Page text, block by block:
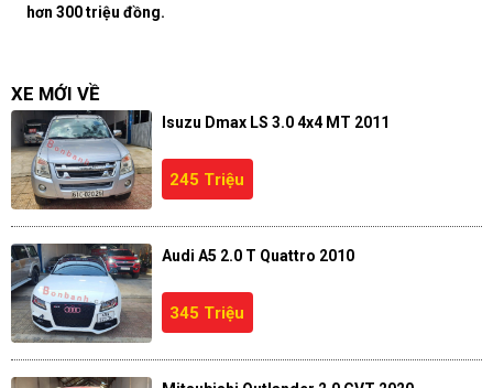
hơn 300 triệu đồng.
XE MỚI VỀ
Isuzu Dmax LS 3.0 4x4 MT 2011
245 Triệu
Audi A5 2.0 T Quattro 2010
345 Triệu